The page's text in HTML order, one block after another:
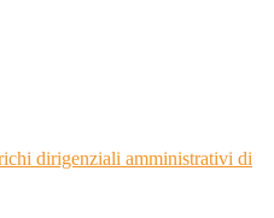
dirigenziali amministrativi di